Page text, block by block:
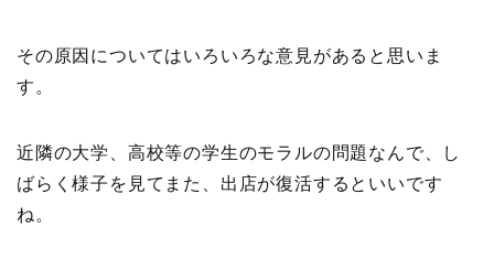
その原因についてはいろいろな意見があると思いま
す。
近隣の大学、高校等の学生のモラルの問題なんで、し
ばらく様子を見てまた、出店が復活するといいです
ね。